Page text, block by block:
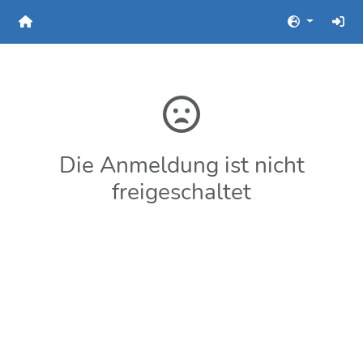
Die Anmeldung ist nicht
freigeschaltet